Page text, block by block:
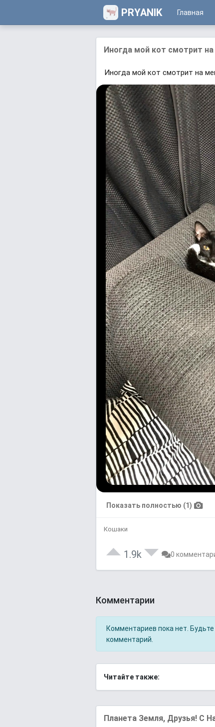
PRYANIK Главная
Иногда мой кот смотрит
Иногда мой кот смотрит на
Показать полностью (1)
Кошаки
1.9k 0
Комментарии
Комментариев пока нет.
комментарий.
Читайте также:
Планета Земля, Друзья!